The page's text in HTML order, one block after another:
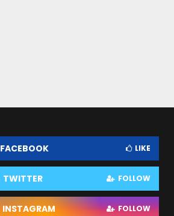
FACEBOOK LIKE
TWITTER FOLLOW
INSTAGRAM FOLLOW